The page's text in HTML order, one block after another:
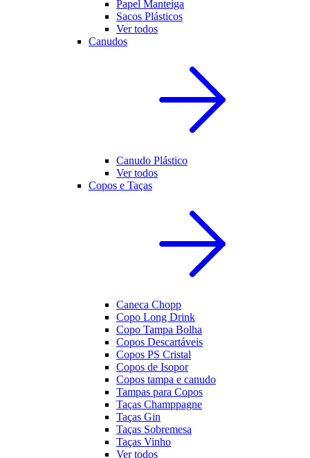
Papel Manteiga
Sacos Plásticos
Ver todos
Canudos
Canudo Plástico
Ver todos
Copos e Taças
Caneca Chopp
Copo Long Drink
Copo Tampa Bolha
Copos Descartáveis
Copos PS Cristal
Copos de Isopor
Copos tampa e canudo
Tampas para Copos
Taças Champpagne
Taças Gin
Taças Sobremesa
Taças Vinho
Ver todos